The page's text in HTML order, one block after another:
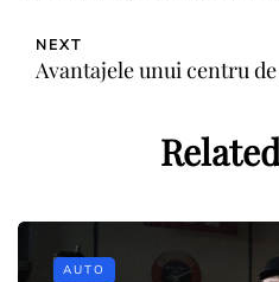
NEXT
Avantajele unui centru
AUTO